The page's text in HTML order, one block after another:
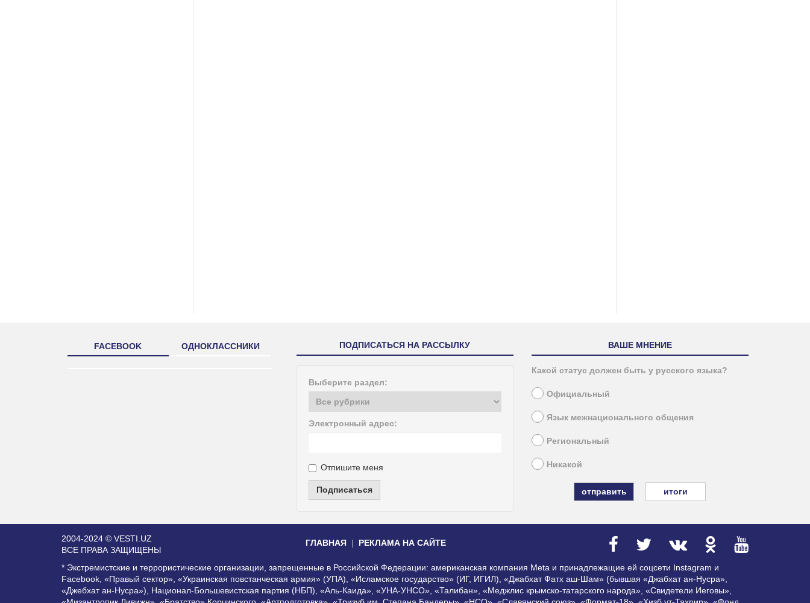
FACEBOOK ОДНОКЛАССНИКИ ПОДПИСАТЬСЯ НА РАССЫЛКУ
Выберите раздел:
Электронный адрес:
Отпишите меня
Подписаться
ВАШЕ МНЕНИЕ
Какой статус должен быть у русского языка?
Официальный
Язык межнационального общения
Региональный
Никакой
итоги
2004-2024 © VESTI.UZ
ВСЕ ПРАВА ЗАЩИЩЕНЫ
ГЛАВНАЯ РЕКЛАМА НА САЙТЕ
* Экстремистские и террористические организации, запрещенные в Российской Федерации: американская компания Meta и принадлежащие ей соцсети Instagram и
Facebook, «Правый сектор», «Украинская повстанческая армия» (УПА), «Исламское государство» (ИГ, ИГИЛ), «Джабхат Фатх аш-Шам» (бывшая «Джабхат ан-Нусра»,
«Джебхат ан-Нусра»), Национал-Большевистская партия (НБП), «Аль-Каида», «УНА-УНСО», «Талибан», «Меджлис крымско-татарского народа», «Свидетели Иеговы»,